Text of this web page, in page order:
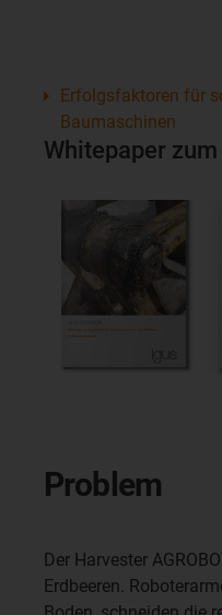
Whitepaper
Erfolgsfaktoren für
Baumaschinen
Problem
Der Harvester
Erdbeeren.